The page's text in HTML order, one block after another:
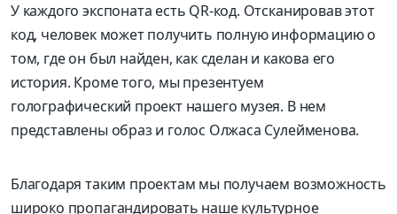
У каждого экспоната есть QR-код. Отсканировав этот
код, человек может получить полную информацию о
том, где он был найден, как сделан и какова его
история. Кроме того, мы презентуем
голографический проект нашего музея. В нем
представлены образ и голос Олжаса Сулейменова.
Благодаря таким проектам мы получаем возможность
широко пропагандировать наше культурное